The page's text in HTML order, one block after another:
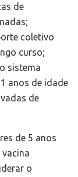
de
coletivo
curso;
sistema
anos de idade
de
de 5 anos
o